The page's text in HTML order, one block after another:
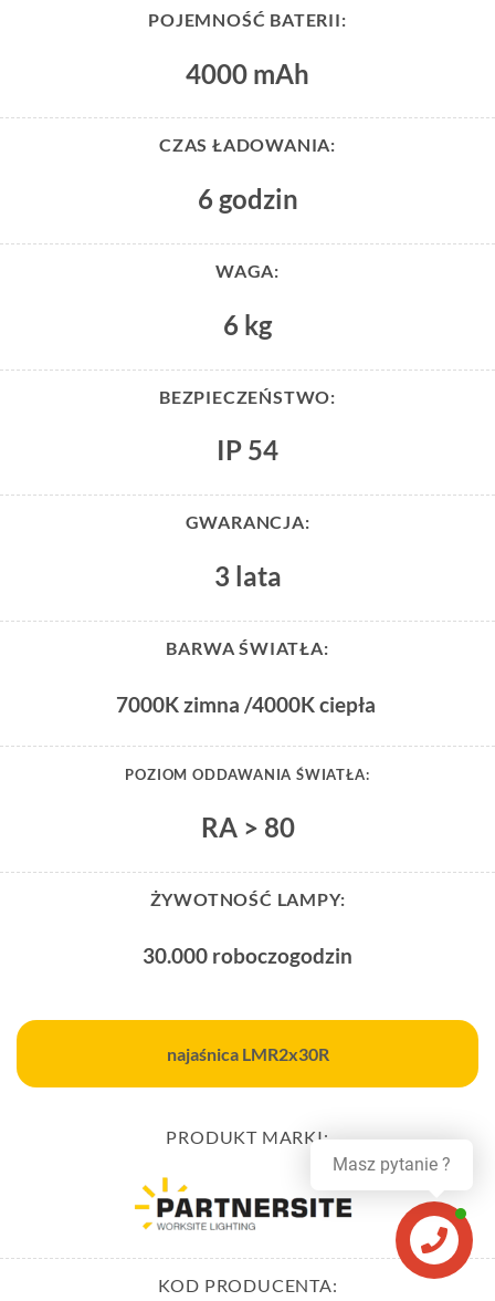
POJEMNOŚĆ BATERII:
4000 mAh
CZAS ŁADOWANIA:
6 godzin
WAGA:
6 kg
BEZPIECZEŃSTWO:
IP 54
GWARANCJA:
3 lata
BARWA ŚWIATŁA:
7000K zimna /4000K ciepła
POZIOM ODDAWANIA ŚWIATŁA:
RA > 80
ŻYWOTNOŚĆ LAMPY:
30.000 roboczogodzin
najaśnica LMR2x30R
PRODUKT MARKI:
KOD PRODUCENTA:
Zapytaj !
Masz pytanie ?